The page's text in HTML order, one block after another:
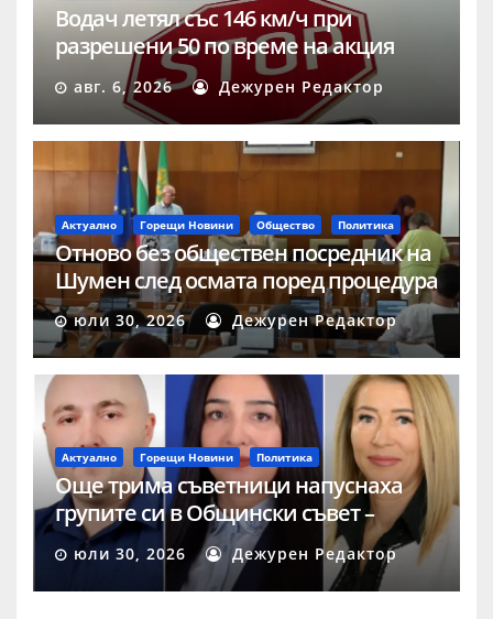
Водач летял със 146 км/ч при
разрешени 50 по време на акция
„Скорост“ в Шумен
авг. 6, 2026 Дежурен Редактор
Актуално Горещи Новини Общество Политика
Отново без обществен посредник на
Шумен след осмата поред процедура
юли 30, 2026 Дежурен Редактор
Актуално Горещи Новини Политика
Още трима съветници напуснаха
групите си в Общински съвет –
Шумен
юли 30, 2026 Дежурен Редактор